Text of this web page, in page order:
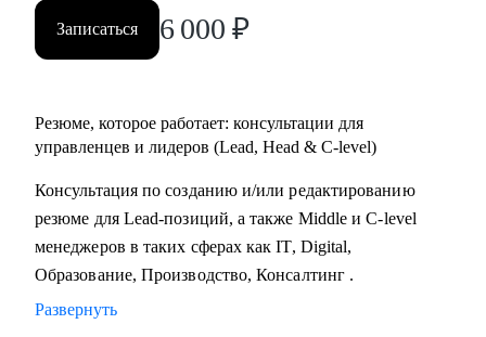
Как я работаю:
клиента,
бренд,
крупных компаний.
Записаться 6 000 ₽
Резюме, которое работает: консультации для
управленцев и лидеров (Lead, Head & C-level)
Консультация по созданию и/или редактированию
резюме для Lead-позиций, а также Middle и C-level
менеджеров в таких сферах как IT, Digital,
Образование, Производство, Консалтинг .
Развернуть